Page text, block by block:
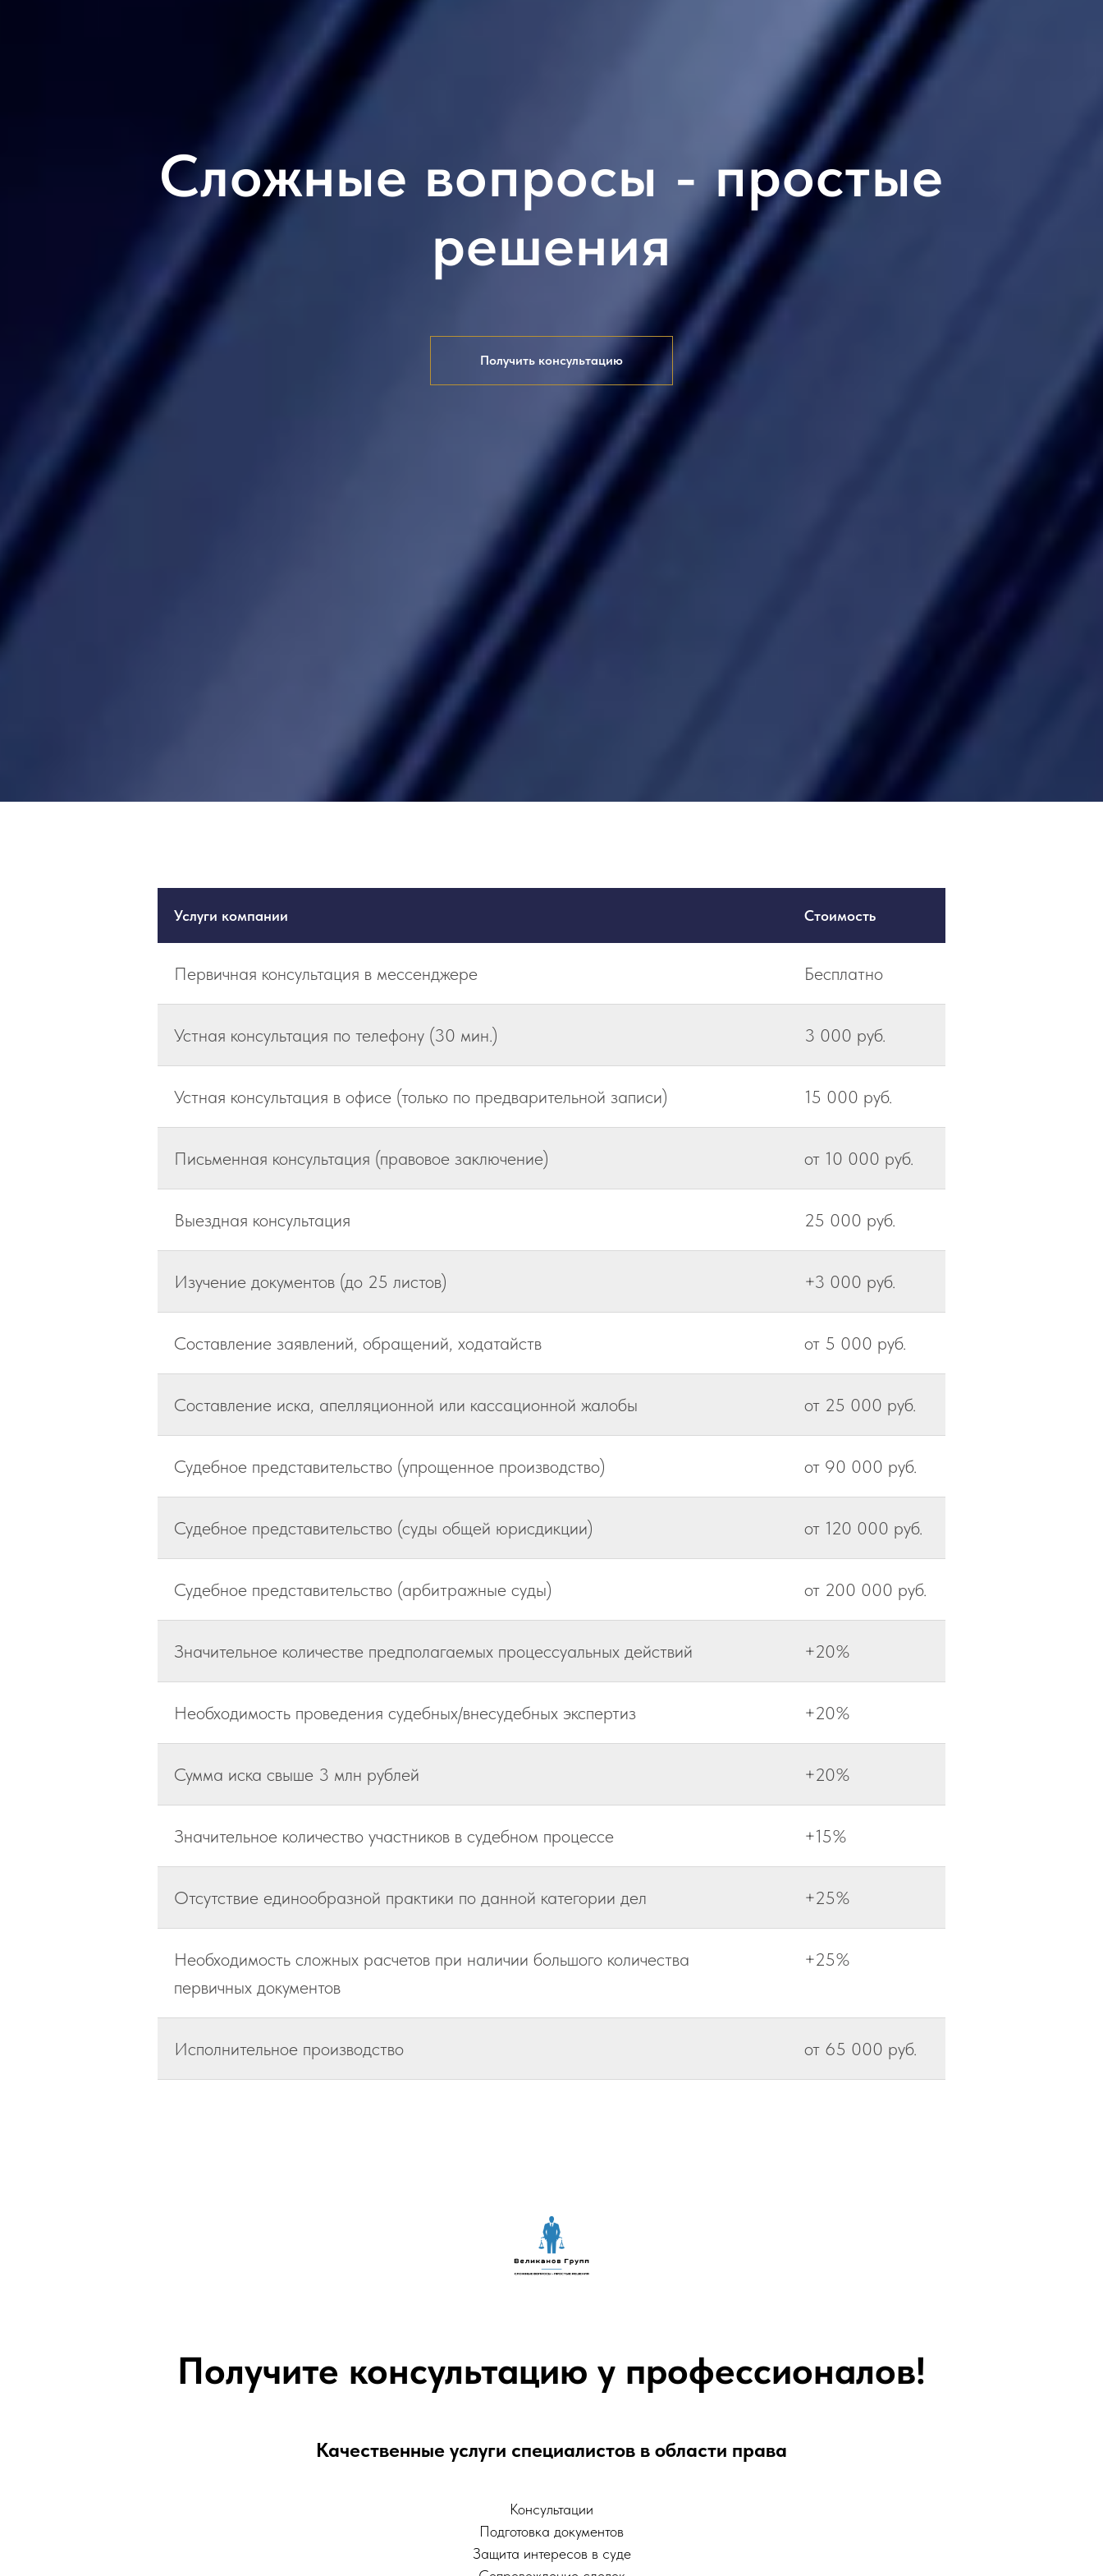
Сложные вопросы - простые
решения
Получить консультацию
Услуги компании Стоимость
Первичная консультация в мессенджере Бесплатно
Устная консультация по телефону (30 мин.) 3 000 руб.
Устная консультация в офисе (только по предварительной записи) 15 000 руб.
Письменная консультация (правовое заключение) от 10 000 руб.
Выездная консультация 25 000 руб.
Изучение документов (до 25 листов) +3 000 руб.
Составление заявлений, обращений, ходатайств от 5 000 руб.
Составление иска, апелляционной или кассационной жалобы от 25 000 руб.
Судебное представительство (упрощенное производство) от 90 000 руб.
Судебное представительство (суды общей юрисдикции) от 120 000 руб.
Судебное представительство (арбитражные суды) от 200 000 руб.
Значительное количестве предполагаемых процессуальных действий +20%
Необходимость проведения судебных/внесудебных экспертиз +20%
Сумма иска свыше 3 млн рублей +20%
Значительное количество участников в судебном процессе +15%
Отсутствие единообразной практики по данной категории дел +25%
Необходимость сложных расчетов при наличии большого количества
первичных документов
+25%
Исполнительное производство от 65 000 руб.
Получите консультацию у профессионалов!
Качественные услуги специалистов в области права
Консультации
Подготовка документов
Защита интересов в суде